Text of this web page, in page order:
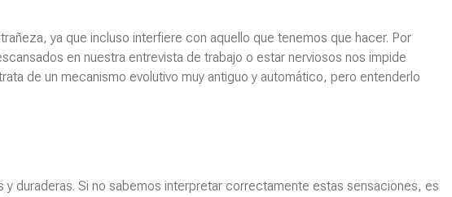
ya que incluso interfiere con aquello que tenemos que hacer. Por
en nuestra entrevista de trabajo o estar nerviosos nos impide
de un mecanismo evolutivo muy antiguo y automático, pero entenderlo
duraderas. Si no sabemos interpretar correctamente estas sensaciones, es